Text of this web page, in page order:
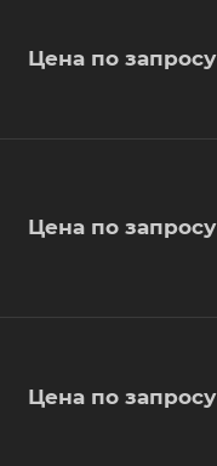
Цена по запросу
Цена по запросу
Цена по запросу